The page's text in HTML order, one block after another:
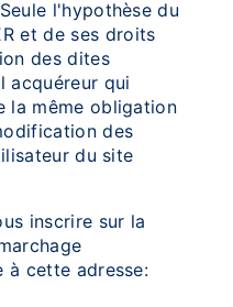
l'hypothèse du
et de ses droits
des dites
acquéreur qui
la même obligation
des
du site
inscrire sur la
à cette adresse: